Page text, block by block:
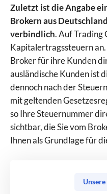
Zuletzt ist die Angabe
Brokern aus
verbindlich. Auf Trading
Kapitalertragssteuern
Broker für ihre Kunden
ausländische Kunden ist
dennoch nach der
mit geltenden
so Ihre Steuernummer
sichtbar, die Sie vom
Ihnen als Grundlage für